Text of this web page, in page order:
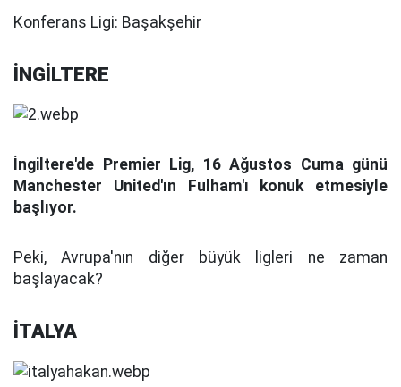
Konferans Ligi: Başakşehir
İNGİLTERE
İngiltere'de Premier Lig, 16 Ağustos Cuma günü
Manchester United'ın Fulham'ı konuk etmesiyle
başlıyor.
Peki, Avrupa'nın diğer büyük ligleri ne zaman
başlayacak?
İTALYA